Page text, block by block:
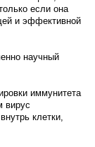
если она
и эффективной
научный
иммунитета
вирус
клетки,